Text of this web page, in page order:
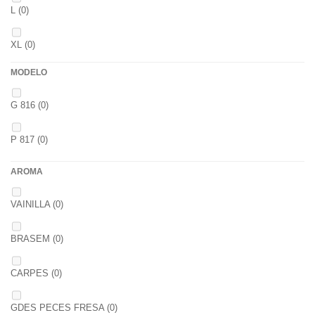
44(0)
12+4
20+10 (0)
2,6 (0)
(0)
1(0)
1,5
2,3
L (0)
XL (0)
(0)
(0)
MODELO
G 816 (0)
P 817 (0)
AROMA
VAINILLA(0)
BRASEM (0)
CARPES (0)
GDES PECES FRESA(0)